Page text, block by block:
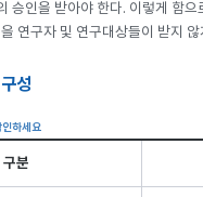
승인을 받아야 한다. 이렇게 함으
연구자 및 연구대상들이 받지 않
성
구분